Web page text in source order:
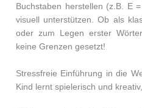
Buchstaben herstellen (z.B. E
visuell unterstützen. Ob als
oder zum Legen erster
keine Grenzen gesetzt!
Stressfreie Einführung in die
Kind lernt spielerisch und